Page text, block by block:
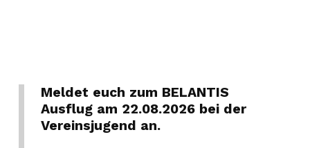
Meldet euch zum BELANTIS
Ausflug am 22.08.2026 bei der
Vereinsjugend an.